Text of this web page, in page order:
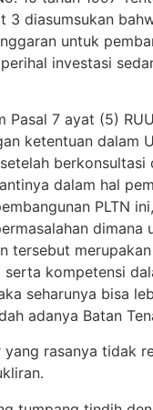
diasumsukan
untuk
investasi
7 ayat (5)
ketentuan
dalam hal
PLTN
tersebut
kompetensi
seharunya bisa
adanya Batan
rasanya